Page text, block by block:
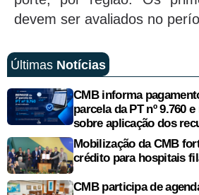
devem ser avaliados no
Últimas Notícias
CMB informa
parcela da PT nº 9.760
sobre aplicação dos
Mobilização da CMB
crédito para hospitais
CMB participa de